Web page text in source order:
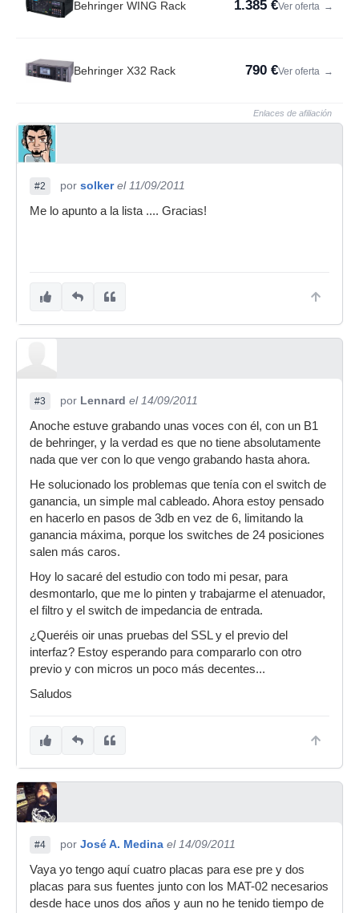
Behringer WING Rack 1.385 €Ver oferta →
Behringer X32 Rack 790 €Ver oferta →
Enlaces de afiliación
#2 por solker el 11/09/2011
Me lo apunto a la lista .... Gracias!
#3 por Lennard el 14/09/2011
Anoche estuve grabando unas voces con él, con un B1
de behringer, y la verdad es que no tiene absolutamente
nada que ver con lo que vengo grabando hasta ahora.
He solucionado los problemas que tenía con el switch de
ganancia, un simple mal cableado. Ahora estoy pensado
en hacerlo en pasos de 3db en vez de 6, limitando la
ganancia máxima, porque los switches de 24 posiciones
salen más caros.
Hoy lo sacaré del estudio con todo mi pesar, para
desmontarlo, que me lo pinten y trabajarme el atenuador,
el filtro y el switch de impedancia de entrada.
¿Queréis oir unas pruebas del SSL y el previo del
interfaz? Estoy esperando para compararlo con otro
previo y con micros un poco más decentes...
Saludos
#4 por José A. Medina el 14/09/2011
Vaya yo tengo aquí cuatro placas para ese pre y dos
placas para sus fuentes junto con los MAT-02 necesarios
desde hace unos dos años y aun no he tenido tiempo de